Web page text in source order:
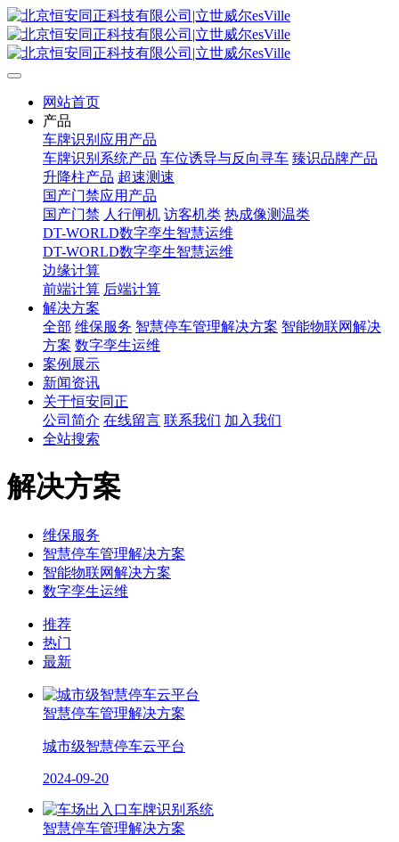
网站首页
产品
车牌识别应用产品
车牌识别系统产品 车位诱导与反向寻车 臻识品牌产品
升降柱产品 超速测速
国产门禁应用产品
国产门禁 人行闸机 访客机类 热成像测温类
DT-WORLD数字孪生智慧运维
DT-WORLD数字孪生智慧运维
边缘计算
前端计算 后端计算
解决方案
全部 维保服务 智慧停车管理解决方案 智能物联网解决
方案 数字孪生运维
案例展示
新闻资讯
关于恒安同正
公司简介 在线留言 联系我们 加入我们
全站搜索
解决方案
维保服务
智慧停车管理解决方案
智能物联网解决方案
数字孪生运维
推荐
热门
最新
智慧停车管理解决方案
城市级智慧停车云平台
2024-09-20
智慧停车管理解决方案